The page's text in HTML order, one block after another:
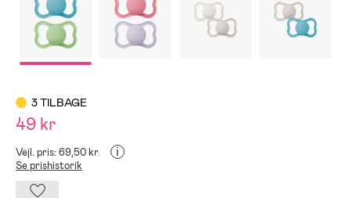
3 TILBAGE
49 kr
Vejl. pris: 69,50 kr i
Se prishistorik